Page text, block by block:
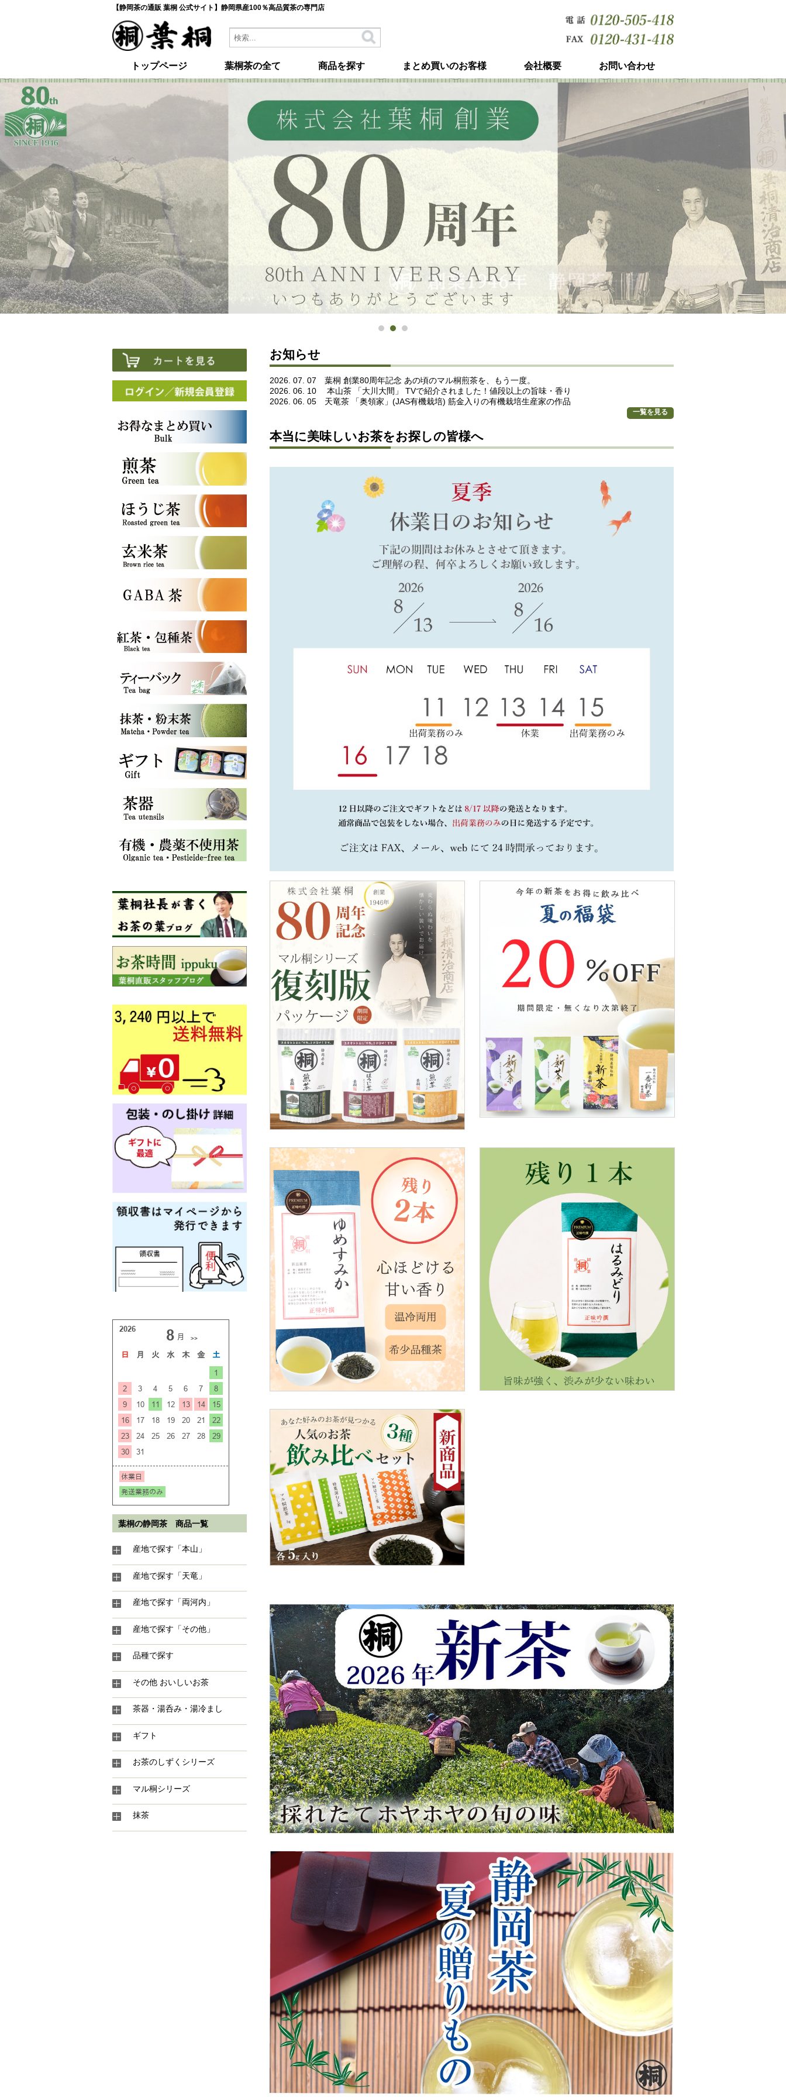
【静岡茶の通販 葉桐 公式サイト】静岡県産100％高品質茶の専門店
トップページ 葉桐茶の全て 商品を探す まとめ買いのお客様 会社概要 お問い合わせ
お知らせ
2026. 07. 07 葉桐 創業80周年記念 あの頃のマル桐煎茶を、もう一度。
2026. 06. 10本山茶 「大川大間」 TVで紹介されました！値段以上の旨味・香り
2026. 06. 05天竜茶 「奥領家」(JAS有機栽培) 筋金入りの有機栽培生産家の作品
一覧を見る
本当に美味しいお茶をお探しの皆様へ
葉桐の静岡茶 商品一覧
産地で探す「本山」
産地で探す「天竜」
産地で探す「両河内」
産地で探す「その他」
品種で探す
その他 おいしいお茶
茶器・湯呑み・湯冷まし
ギフト
お茶のしずくシリーズ
マル桐シリーズ
抹茶